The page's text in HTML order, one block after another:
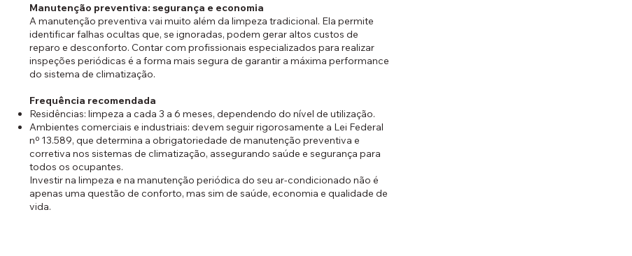
Manutenção preventiva: segurança e economia
A manutenção preventiva vai muito além da limpeza tradicional. Ela permite
identificar falhas ocultas que, se ignoradas, podem gerar altos custos de
reparo e desconforto. Contar com profissionais especializados para realizar
inspeções periódicas é a forma mais segura de garantir a máxima performance
do sistema de climatização.
Frequência recomendada
Residências: limpeza a cada 3 a 6 meses, dependendo do nível de utilização.
Ambientes comerciais e industriais: devem seguir rigorosamente a Lei Federal
nº 13.589, que determina a obrigatoriedade de manutenção preventiva e
corretiva nos sistemas de climatização, assegurando saúde e segurança para
todos os ocupantes.
Investir na limpeza e na manutenção periódica do seu ar-condicionado não é
apenas uma questão de conforto, mas sim de saúde, economia e qualidade de
vida.